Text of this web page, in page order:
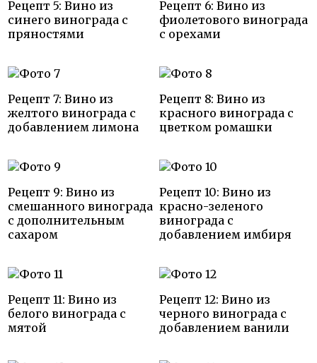
Рецепт 5: Вино из
синего винограда с
пряностями
Рецепт 6: Вино из
фиолетового винограда
с орехами
Рецепт 7: Вино из
желтого винограда с
добавлением лимона
Рецепт 8: Вино из
красного винограда с
цветком ромашки
Рецепт 9: Вино из
смешанного винограда
с дополнительным
сахаром
Рецепт 10: Вино из
красно-зеленого
винограда с
добавлением имбиря
Рецепт 11: Вино из
белого винограда с
мятой
Рецепт 12: Вино из
черного винограда с
добавлением ванили